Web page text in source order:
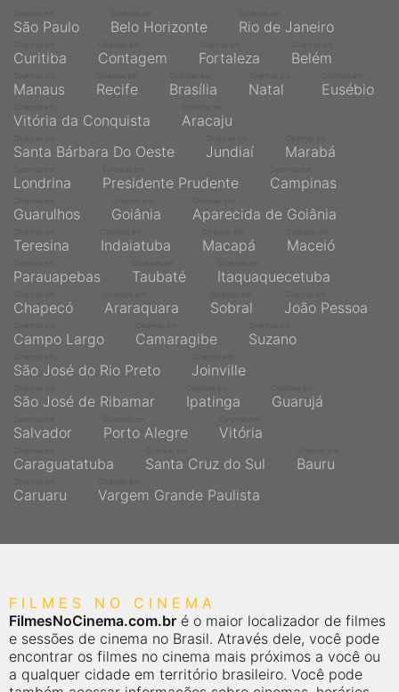
São Paulo Belo Horizonte Rio de Janeiro
Curitiba Contagem Fortaleza Belém
Manaus Recife Brasília Natal Eusébio
Vitória da Conquista Aracaju
Santa Bárbara Do Oeste Jundiaí Marabá
Londrina Presidente Prudente Campinas
Guarulhos Goiânia Aparecida de Goiânia
Teresina Indaiatuba Macapá Maceió
Parauapebas Taubaté Itaquaquecetuba
Chapecó Araraquara Sobral João Pessoa
Campo Largo Camaragibe Suzano
São José do Rio Preto Joinville
São José de Ribamar Ipatinga Guarujá
Salvador Porto Alegre Vitória
Caraguatatuba Santa Cruz do Sul Bauru
Caruaru Vargem Grande Paulista
FILMES NO CINEMA
FilmesNoCinema.com.br é o maior localizador de filmes
e sessões de cinema no Brasil. Através dele, você pode
encontrar os filmes no cinema mais próximos a você ou
a qualquer cidade em território brasileiro. Você pode